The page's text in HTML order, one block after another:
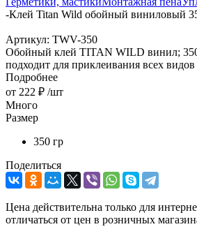
-Клей Titan Wild обойный виниловый
Артикул: TWV-350
Обойный клей TITAN WILD винил;
подходит для приклеивания всех
Подробнее
от 222 ₽ /шт
Много
Размер
350 гр
Поделиться
Цена действительна только для
отличаться от цен в розничных